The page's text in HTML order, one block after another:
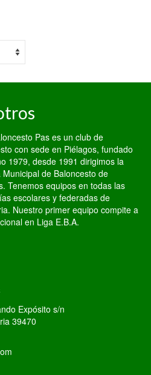
Pas es un club de
con sede en Piélagos, fundado
1979, desde 1991 dirigimos la
Municipal de Baloncesto de
Tenemos equipos en todas las
escolares y federadas de
Nuestro primer equipo compite a
en Liga E.B.A.
Expósito s/n
39470